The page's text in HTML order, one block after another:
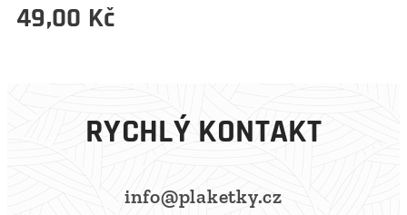
49,00 Kč
RYCHLÝ KONTAKT
info@plaketky.cz